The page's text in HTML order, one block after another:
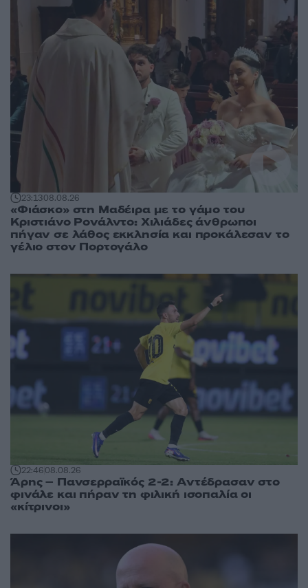
23:1308.08.26
«Φιάσκο» στη Μαδέιρα με το γάμο του
Κριστιάνο Ρονάλντο: Χιλιάδες άνθρωποι
πήγαν σε λάθος εκκλησία και προκάλεσαν το
γέλιο στον Πορτογάλο
22:4608.08.26
Άρης – Πανσερραϊκός 2-2: Αντέδρασαν στο
φινάλε και πήραν τη φιλική ισοπαλία οι
«κίτρινοι»